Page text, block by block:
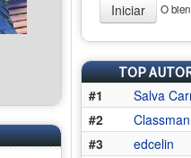
Iniciar O
TOP
#1
Salva
#2
Classman
#3
edcelin